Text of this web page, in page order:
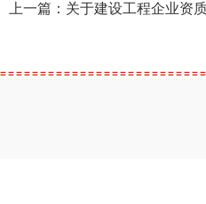
上一篇： 关于建设工程企业资质告知